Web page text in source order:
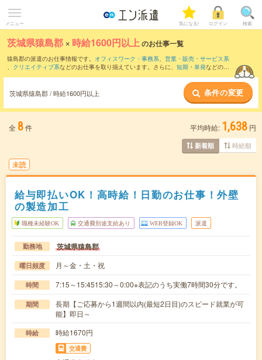
メニュー 気になる! ログイン 検索
茨城県猿島郡 × 時給1600円以上のお仕事一覧
猿島郡の派遣のお仕事情報です。 オフィスワーク・事務系、 営業・販売・サービス系
、 クリエイティブ系などのお仕事を取り揃えています。さらに、 短期 ・ 単発などの期
茨城県猿島郡 / 時給1600円以上 条件の変更
全 8件 平均時給: 1,638 円
新着順 時給順
未読
給与即払いOK！高時給！日勤のお仕事！外壁
の製造加工
職種未経験OK 交通費別途支給あり WEB登録OK 派遣
勤務地 茨城県猿島郡
曜日頻度 月～金・土・祝
時間 7:15～15:4515:30～0:00※表記のうち実働7時間30分です。
期間
長期【ご応募から1週間以内(最短2日目)のスピード就業が可
能】即日～
時給 時給1670円
交通費